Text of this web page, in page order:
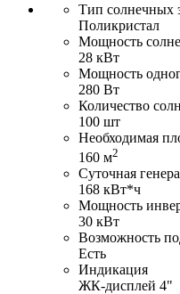
Тип солнечных
Поликристал
Мощность
28 кВт
Мощность
280 Вт
Количество
100 шт
Необходимая
160 м2
Суточная
168 кВт*ч
Мощность
30 кВт
Возможность
Есть
Индикация
ЖК-дисплей 4"